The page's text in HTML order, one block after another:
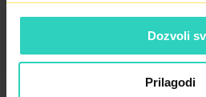
Dozvoli
Prilagodi
komforu pacijenata.